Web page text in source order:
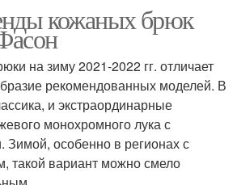
кожаных брюк
на зиму 2021-2022 гг. отличает
рекомендованных моделей. В
и экстраординарные
монохромного лука с
особенно в регионах с
такой вариант можно смело